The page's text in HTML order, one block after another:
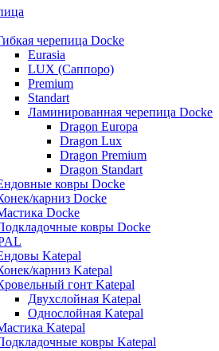
черепица Docke
Eurasia
LUX (Саппоро)
Premium
Standart
Ламинированная черепица Docke
Dragon Europa
Dragon Lux
Dragon Premium
Dragon Standart
ковры Docke
карниз Docke
Docke
ковры Docke
Katepal
карниз Katepal
гонт Katepal
Двухслойная Katepal
Однослойная Katepal
Katepal
ковры Katepal